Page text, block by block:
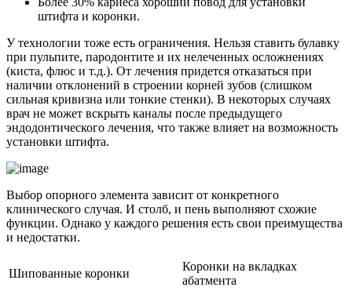
штифта и коронки.
У технологии тоже есть ограничения. Нельзя ставить булавку
при пульпите, пародонтите и их нелеченных осложнениях
(киста, флюс и т.д.). От лечения придется отказаться при
наличии отклонений в строении корней зубов (слишком
сильная кривизна или тонкие стенки). В некоторых случаях
врач не может вскрыть каналы после предыдущего
эндодонтического лечения, что также влияет на возможность
установки штифта.
Выбор опорного элемента зависит от конкретного
клинического случая. И столб, и пень выполняют схожие
функции. Однако у каждого решения есть свои преимущества
и недостатки.
Шипованные коронки
Коронки на вкладках
абатмента